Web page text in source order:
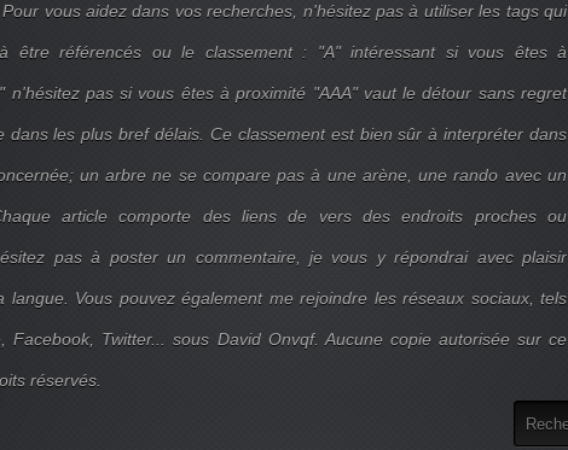
vous aidez dans vos recherches, n'hésitez pas à utiliser les tags qui
être référencés ou le classement : "A" intéressant si vous êtes à
n'hésitez pas si vous êtes à proximité "AAA" vaut le détour sans regret
dans les plus bref délais. Ce classement est bien sûr à interpréter dans
un arbre ne se compare pas à une arène, une rando avec un
article comporte des liens de vers des endroits proches ou
pas à poster un commentaire, je vous y répondrai avec plaisir
langue. Vous pouvez également me rejoindre les réseaux sociaux, tels
Facebook, Twitter... sous David Onvqf. Aucune copie autorisée sur ce
réservés.